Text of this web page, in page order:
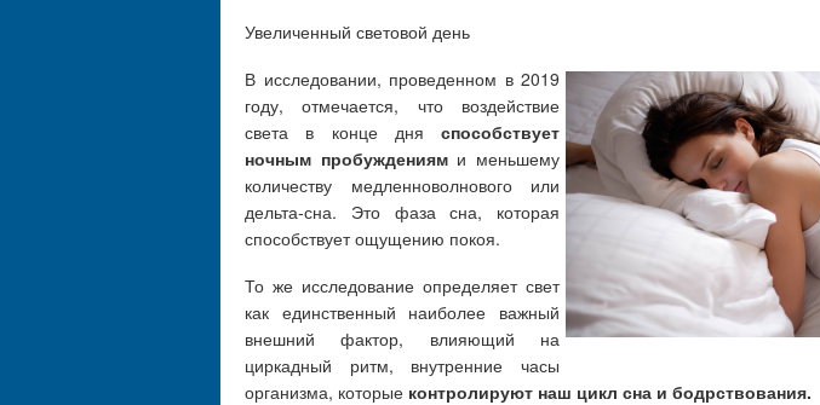
Увеличенный световой день
В исследовании, проведенном в 2019
году, отмечается, что воздействие
света в конце дня способствует
ночным пробуждениями меньшему
количеству медленноволнового или
дельта-сна. Это фаза сна, которая
способствует ощущению покоя.
То же исследование определяет свет
как единственный наиболее важный
внешний фактор, влияющий на
циркадный ритм, внутренние часы
организма, которые контролируют наш цикл сна и бодрствования.